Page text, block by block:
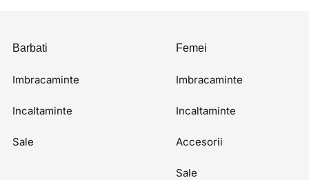
Barbati
Imbracaminte
Incaltaminte
Sale
Femei
Imbracaminte
Incaltaminte
Accesorii
Sale